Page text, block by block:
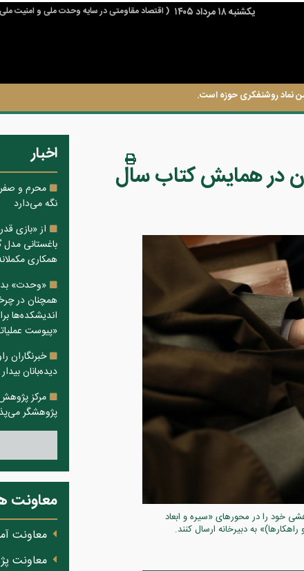
يكشنبه ۱۸ مرداد ۱۴۰۵ ( اقتصاد مقاومتی در سایه وحدت ملی و امنیت
من نماد روشنفکری حوزه است.
در همایش کتاب سال
خود را در محورهای «سیره و ابعاد
به دبیرخانه ارسال کنند.
اخبار
محرم و
نگه می‌دارد
از «بازی
باغستانی مدل
همکاری
«وحدت»
همچنان در
اندیشکده‌ها
«پیوست
خبرنگاران
دیده‌بانان
مرکز
پژوهشگر
معاونت
معاونت
معاونت